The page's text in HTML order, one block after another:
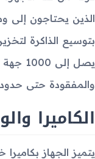
بتوسيع الذاكرة
يصل
والمفقودة حتى حدود 30 لكل منها.
الكاميرا